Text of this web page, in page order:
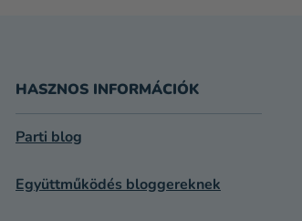
HASZNOS INFORMÁCIÓK
Parti blog
Együttműködés bloggereknek